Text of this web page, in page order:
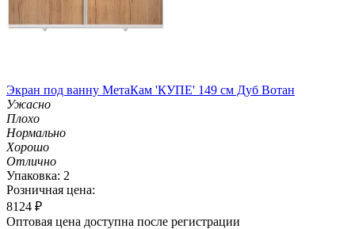
Экран под ванну МетаКам 'КУПЕ' 149 см Дуб Вотан
Ужасно
Плохо
Нормально
Хорошо
Отлично
Упаковка: 2
Розничная цена:
8124 ₽
Оптовая цена доступна после регистрации